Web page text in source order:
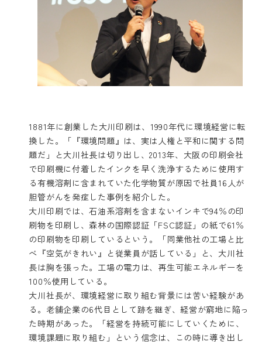
1881年に創業した大川印刷は、1990年代に環境経営に転
換した。「『環境問題』は、実は人権と平和に関する問
題だ」と大川社長は切り出し、2013年、大阪の印刷会社
で印刷機に付着したインクを早く洗浄するために使用す
る有機溶剤に含まれていた化学物質が原因で社員16人が
胆管がんを発症した事例を紹介した。
大川印刷では、石油系溶剤を含まないインキで94％の印
刷物を印刷し、森林の国際認証「FSC認証」の紙で61％
の印刷物を印刷しているという。「同業他社の工場と比
べ『空気がきれい』と従業員が話している」と、大川社
長は胸を張った。工場の電力は、再生可能エネルギーを
100％使用している。
大川社長が、環境経営に取り組む背景には苦い経験があ
る。老舗企業の6代目として跡を継ぎ、経営が窮地に陥っ
た時期があった。「経営を持続可能にしていくために、
環境課題に取り組む」という信念は、この時に導き出し